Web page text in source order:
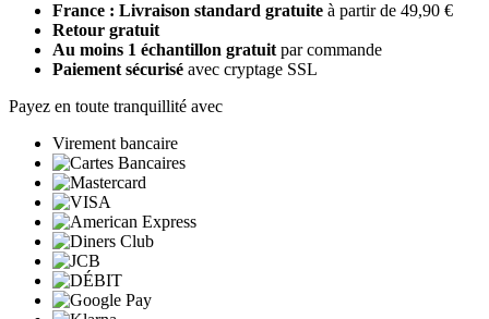
France : Livraison standard gratuite à partir de 49,90 €
Retour gratuit
Au moins 1 échantillon gratuitpar commande
Paiement sécurisé avec cryptage SSL
Payez en toute tranquillité avec
Virement bancaire